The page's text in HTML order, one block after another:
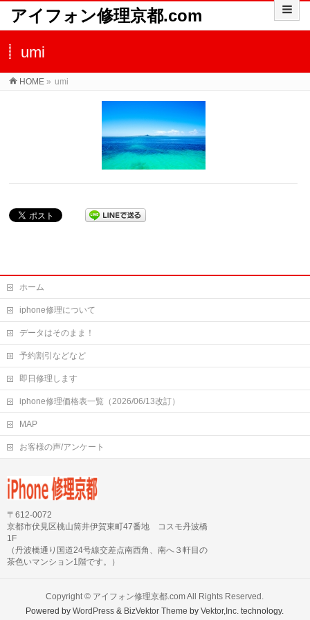
アイフォン修理京都.com
umi
HOME » umi
ホーム
iphone修理について
データはそのまま！
予約割引などなど
即日修理します
iphone修理価格表一覧（2026/06/13改訂）
MAP
お客様の声/アンケート
〒612-0072
京都市伏見区桃山筒井伊賀東町47番地 コスモ丹波橋
1F
（丹波橋通り国道24号線交差点南西角、南へ３軒目の
茶色いマンション1階です。）
Copyright © アイフォン修理京都.comAll Rights Reserved.
Powered byWordPress & BizVektor Theme byVektor,Inc. technology.